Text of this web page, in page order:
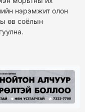
нэрэмжит олон
өв соёлын
на.